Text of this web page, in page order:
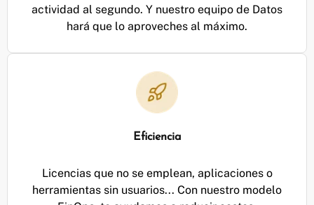
actividad al segundo. Y nuestro equipo de Datos
hará que lo aproveches al máximo.
Eficiencia
Licencias que no se emplean, aplicaciones o
herramientas sin usuarios... Con nuestro modelo